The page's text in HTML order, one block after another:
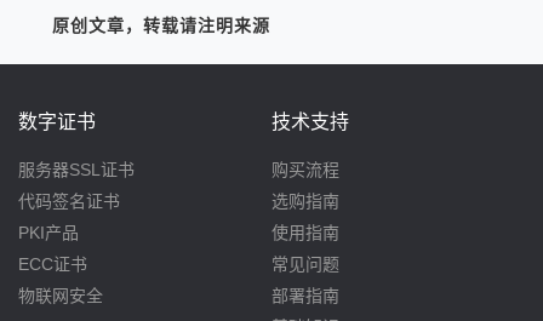
原创文章，转载请注明来源
数字证书
服务器SSL证书
代码签名证书
PKI产品
ECC证书
物联网安全
技术支持
购买流程
选购指南
使用指南
常见问题
部署指南